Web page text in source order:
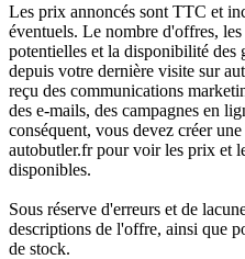
Les prix annoncés sont TTC et
éventuels. Le nombre d'offres,
potentielles et la disponibilité des
depuis votre dernière visite sur
reçu des communications
des e-mails, des campagnes en
conséquent, vous devez créer
autobutler.fr pour voir les prix et
disponibles.
Sous réserve d'erreurs et de
descriptions de l'offre, ainsi que
de stock.